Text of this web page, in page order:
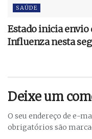
SAÚDE
Estado inicia envio
Influenza nesta
Deixe um
O seu endereço de e-
obrigatórios são